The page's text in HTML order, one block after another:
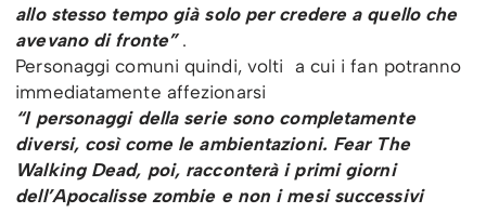
allo stesso tempo già solo per credere a quello che
avevano di fronte”.
Personaggi comuni quindi, volti a cui i fan potranno
immediatamente affezionarsi
“I personaggi della serie sono completamente
diversi, così come le ambientazioni. Fear The
Walking Dead, poi, racconterà i primi giorni
dell’Apocalisse zombie e non i mesi successivi